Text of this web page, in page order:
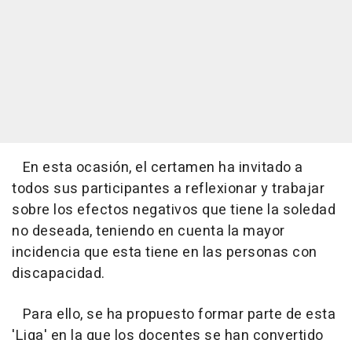
En esta ocasión, el certamen ha invitado a
todos sus participantes a reflexionar y trabajar
sobre los efectos negativos que tiene la soledad
no deseada, teniendo en cuenta la mayor
incidencia que esta tiene en las personas con
discapacidad.
Para ello, se ha propuesto formar parte de esta
'Liga' en la que los docentes se han convertido